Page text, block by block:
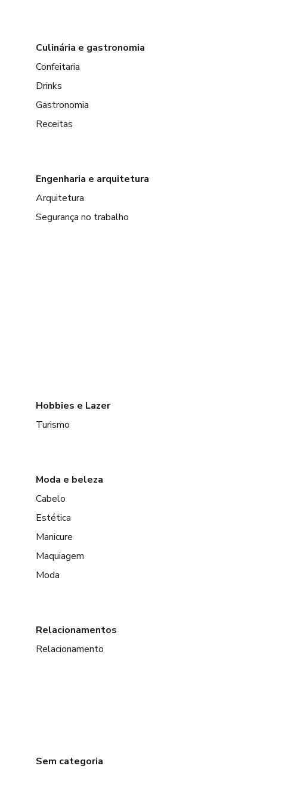
Culinária e gastronomia
Confeitaria
Drinks
Gastronomia
Receitas
Engenharia e arquitetura
Arquitetura
Segurança no trabalho
Hobbies e Lazer
Turismo
Moda e beleza
Cabelo
Estética
Manicure
Maquiagem
Moda
Relacionamentos
Relacionamento
Sem categoria